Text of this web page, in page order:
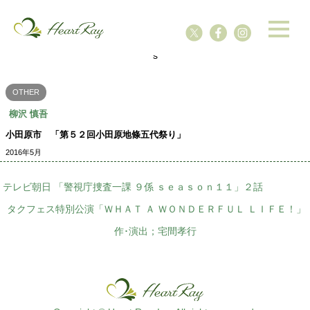
s
OTHER
柳沢 慎吾
小田原市 「第５２回小田原地條五代祭り」
2016年5月
テレビ朝日 「警視庁捜査一課 ９係 ｓｅａｓｏｎ１１」２話
タクフェス特別公演「ＷＨＡＴ Ａ ＷＯＮＤＥＲＦＵＬ ＬＩＦＥ！」
作･演出；宅間孝行